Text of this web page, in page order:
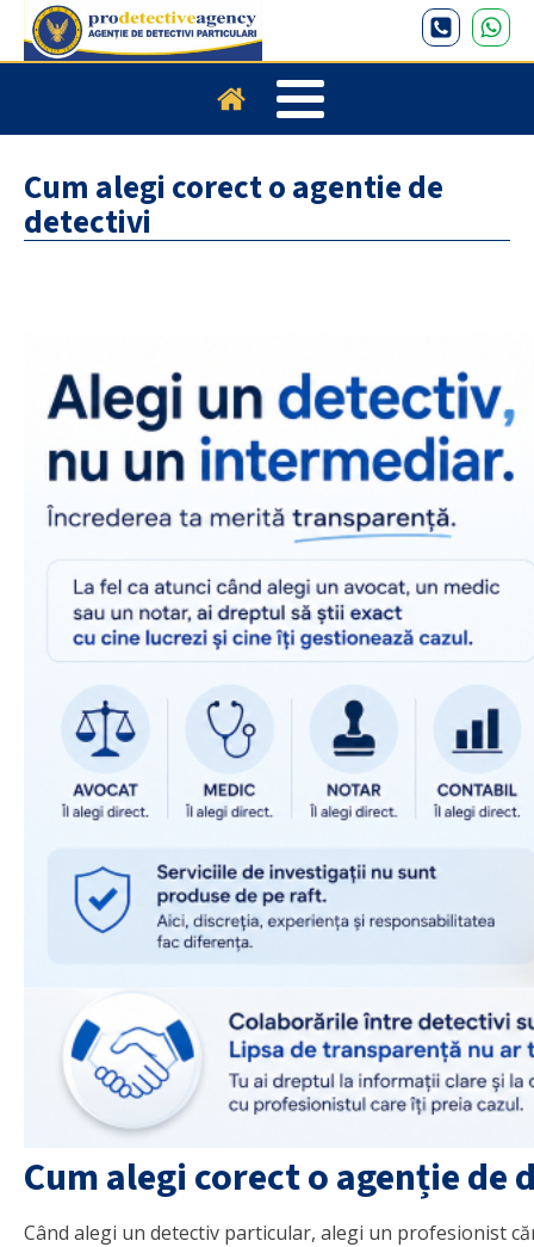
Cum alegi corect o agentie de
detectivi
Cum alegi corect o agenție de
Când alegi un detectiv particular, alegi un profesionist